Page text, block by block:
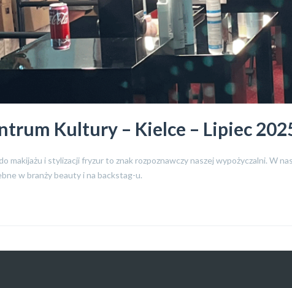
Kultury – Kielce – Lipiec
makijażu i stylizacji fryzur to znak rozpoznawczy naszej wypożyczalni. W
w branży beauty i na backstag-u.